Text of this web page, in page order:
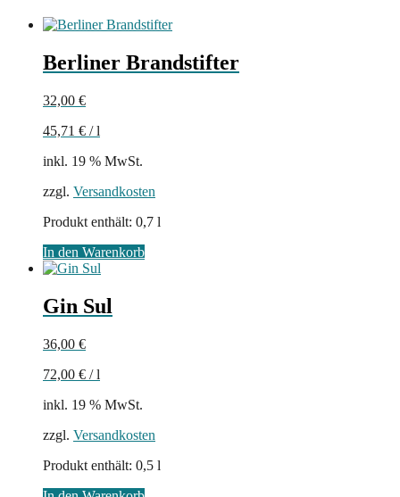
Berliner Brandstifter
32,00 €
45,71 € /l
inkl. 19 % MwSt.
zzgl. Versandkosten
Produkt enthält: 0,7 l
In den Warenkorb
Gin Sul
36,00 €
72,00 € /l
inkl. 19 % MwSt.
zzgl. Versandkosten
Produkt enthält: 0,5 l